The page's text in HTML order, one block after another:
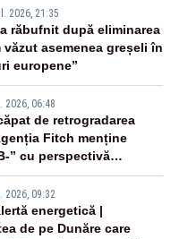
2026, 21:35
răbufnit după eliminarea
văzut asemenea greșeli în
europene”
2026, 06:48
de retrogradarea
Fitch menține
” cu perspectivă
2026, 09:32
energetică |
de pe Dunăre care